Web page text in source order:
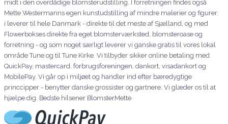
midt i den overdådige blomsterudstilling. I forretningen findes også
Mette Westermanns egen kunstudstilling af mindre malerier og figurer.
i leverer til hele Danmark - direkte til det meste af Sjælland, og med
Flowerbokses direkte fra eget blomsterværksted, blomsteroase og
forretning - og som noget særligt leverer vi ganske gratis til vores lokal
område Tune og til Tune Kirke. Vi tilbyder sikker online betaling med
QuickPay, mastercard, forbrugsforeningen, dankort, visadankort og
MobilePay. Vi går op i miljøet og handler ind efter bæredygtige
princcipper - benytter danske grossister og gartnere. Vi glæder os til at
hjælpe dig. Bedste hilsener BlomsterMette